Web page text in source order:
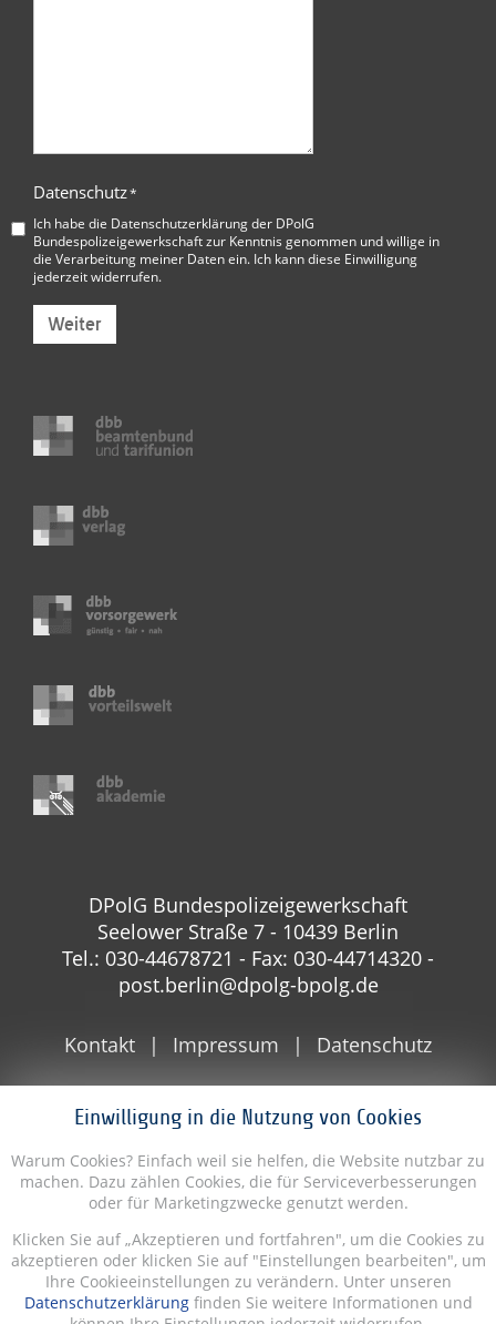
Einwilligung in die Nutzung von Cookies
Warum Cookies? Einfach weil sie helfen, die Website nutzbar zu
machen. Dazu zählen Cookies, die für Serviceverbesserungen
oder für Marketingzwecke genutzt werden.
Klicken Sie auf „Akzeptieren und fortfahren", um die Cookies zu
akzeptieren oder klicken Sie auf "Einstellungen bearbeiten", um
Ihre Cookieeinstellungen zu verändern. Unter unseren
Datenschutzerklärungfinden Sie weitere Informationen und
Datenschutz*
Ich habe die Datenschutzerklärung der DPolG
Bundespolizeigewerkschaftzur Kenntnis genommen und willige in
die Verarbeitung meiner Daten ein. Ich kann diese Einwilligung
jederzeit widerrufen.
Weiter
DPolG Bundespolizeigewerkschaft
Seelower Straße 7 - 10439 Berlin
Tel.: 030-44678721 - Fax: 030-44714320 -
post.berlin@dpolg-bpolg.de
Kontakt Impressum Datenschutz